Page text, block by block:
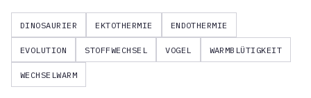
DINOSAURIER EKTOTHERMIE ENDOTHERMIE
EVOLUTION STOFFWECHSEL VOGEL WARMBLÜTIGKEIT
WECHSELWARM